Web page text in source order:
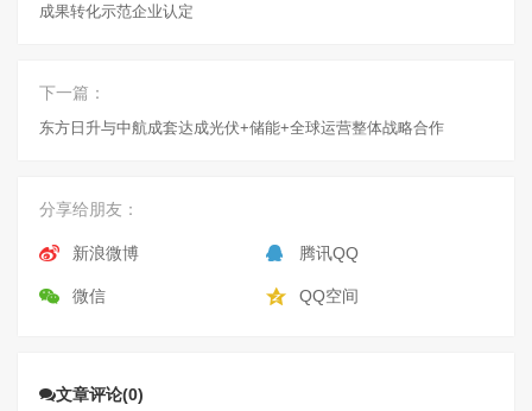
成果转化示范企业认定
下一篇：
东方日升与中航成套达成光伏+储能+全球运营整体战略合作
分享给朋友：
新浪微博 腾讯QQ
微信 QQ空间
文章评论(0)